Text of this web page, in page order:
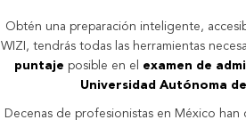
Obtén una preparación inteligente,
WIZI, tendrás todas las herramientas
puntaje posible en el examen de
Universidad Autónoma
Decenas de profesionistas en México